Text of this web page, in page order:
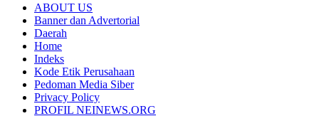
ABOUT US
Banner dan Advertorial
Daerah
Home
Indeks
Kode Etik Perusahaan
Pedoman Media Siber
Privacy Policy
PROFIL NEINEWS.ORG